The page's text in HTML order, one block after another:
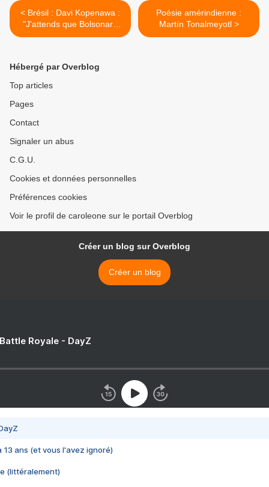
< Brésil : Davi Kopenawa :
"J'attends que Bolsonaro
vienne parler à mon
Poésie amérindienne :
Martín Tonalmeyotl >
Hébergé par Overblog
Top articles
Pages
Contact
Signaler un abus
C.G.U.
Cookies et données personnelles
Préférences cookies
Voir le profil de caroleone sur le portail Overblog
Créer un blog sur Overblog
Créer un blog
Royale - DayZ
13 ans (et vous l'avez ignoré)
(littéralement)